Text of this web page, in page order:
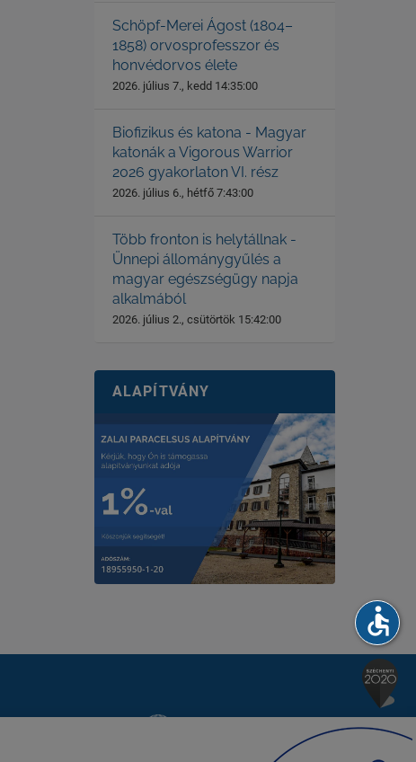
Schöpf-Merei Ágost (1804–
1858) orvosprofesszor és
honvédorvos élete
2026. július 7., kedd 14:35:00
Biofizikus és katona - Magyar
katonák a Vigorous Warrior
2026 gyakorlaton VI. rész
2026. július 6., hétfő 7:43:00
Több fronton is helytállnak -
Ünnepi állománygyűlés a
magyar egészségügy napja
alkalmából
2026. július 2., csütörtök 15:42:00
ALAPÍTVÁNY
accessible